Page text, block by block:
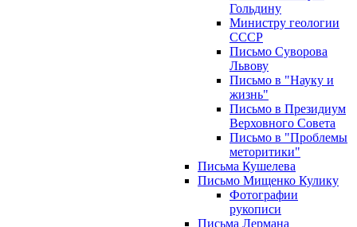
Гольдину
Министру геологии
СССР
Письмо Суворова
Львову
Письмо в "Науку и
жизнь"
Письмо в Президиум
Верховного Совета
Письмо в "Проблемы
меторитики"
Письма Кушелева
Письмо Мищенко Кулику
Фотографии
рукописи
Письма Лермана